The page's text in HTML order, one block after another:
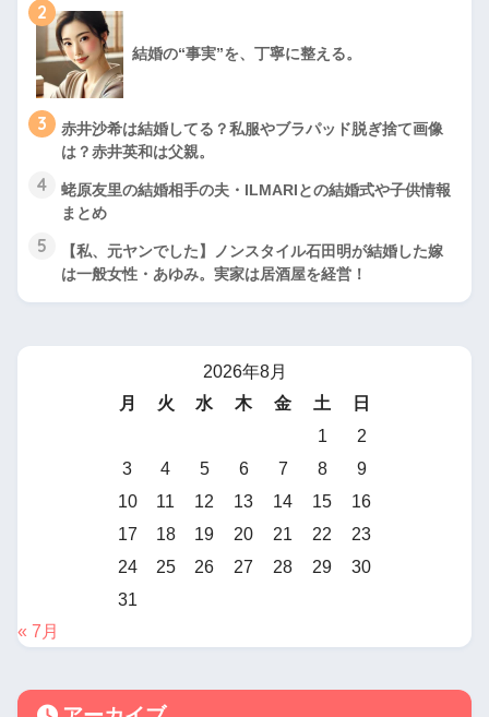
2
結婚の“事実”を、丁寧に整える。
3
赤井沙希は結婚してる？私服やブラパッド脱ぎ捨て画像
は？赤井英和は父親。
4
蛯原友里の結婚相手の夫・ILMARIとの結婚式や子供情報
まとめ
5
【私、元ヤンでした】ノンスタイル石田明が結婚した嫁
は一般女性・あゆみ。実家は居酒屋を経営！
2026年8月
月
火 水 木 金 土
日
1
2
3
4 5 6 7 8
9
10
11 12 13 14 15
16
17
18 19 20 21 22
23
24
25 26 27 28 29
30
31
« 7月